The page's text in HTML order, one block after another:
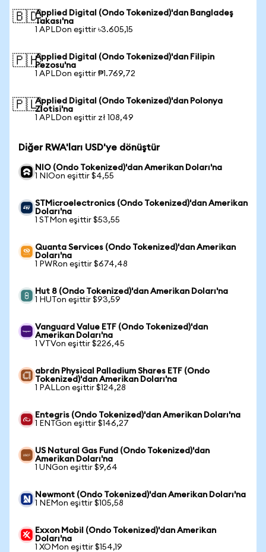
🇧🇩Applied Digital (Ondo Tokenized)'dan Bangladeş
Takası'na
1 APLDon eşittir ৳3.605,15
🇵🇭Applied Digital (Ondo Tokenized)'dan Filipin
Pezosu'na
1 APLDon eşittir ₱1.769,72
🇵🇱Applied Digital (Ondo Tokenized)'dan Polonya
Zlotisi'na
1 APLDon eşittir zł 108,49
Diğer RWA'ları USD'ye dönüştür
NIO (Ondo Tokenized)'dan Amerikan Doları'na
1 NIOon eşittir $4,55
STMicroelectronics (Ondo Tokenized)'dan Amerikan
Doları'na
1 STMon eşittir $53,55
Quanta Services (Ondo Tokenized)'dan Amerikan
Doları'na
1 PWRon eşittir $674,48
Hut 8 (Ondo Tokenized)'dan Amerikan Doları'na
1 HUTon eşittir $93,59
Vanguard Value ETF (Ondo Tokenized)'dan
Amerikan Doları'na
1 VTVon eşittir $226,45
abrdn Physical Palladium Shares ETF (Ondo
Tokenized)'dan Amerikan Doları'na
1 PALLon eşittir $124,28
Entegris (Ondo Tokenized)'dan Amerikan Doları'na
1 ENTGon eşittir $146,27
US Natural Gas Fund (Ondo Tokenized)'dan
Amerikan Doları'na
1 UNGon eşittir $9,64
Newmont (Ondo Tokenized)'dan Amerikan Doları'na
1 NEMon eşittir $105,58
Exxon Mobil (Ondo Tokenized)'dan Amerikan
Doları'na
1 XOMon eşittir $154,19